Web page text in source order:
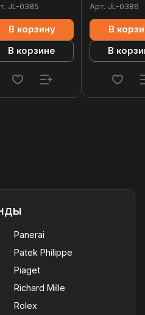
JL-0385
В корзину
В корзине
Арт. JL-0386
В
В
Panerai
Patek Philippe
Piaget
Richard Mille
Rolex